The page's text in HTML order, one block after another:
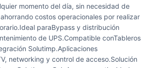
momento del día, sin necesidad de
costos operacionales por realizar
paraBypass y distribución
de UPS.Compatible conTableros
Solutimp.Aplicaciones
networking y control de acceso.Solución